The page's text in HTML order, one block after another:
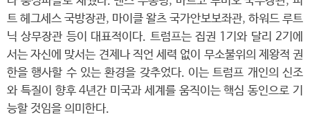
트 헤그세스 국방장관, 마이클 왈츠 국가안보보좌관, 하워드 루트
닉 상무장관 등이 대표적이다. 트럼프는 집권 1기와 달리 2기에
서는 자신에 맞서는 견제나 직언 세력 없이 무소불위의 제왕적 권
한을 행사할 수 있는 환경을 갖추었다. 이는 트럼프 개인의 신조
와 특질이 향후 4년간 미국과 세계를 움직이는 핵심 동인으로 기
능할 것임을 의미한다.